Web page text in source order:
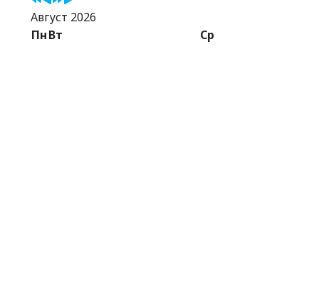
Август 2026
ПнВт Ср